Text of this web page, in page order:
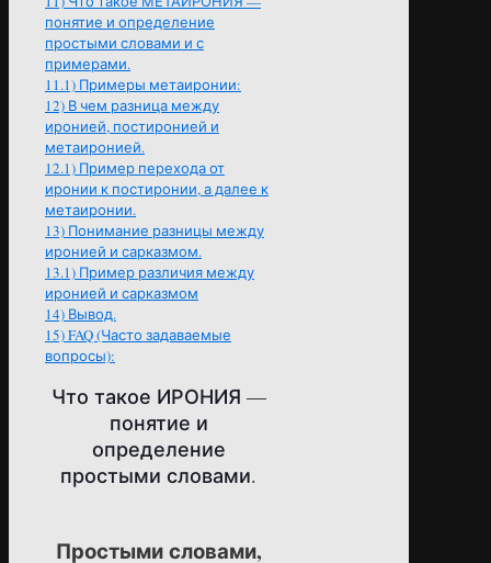
понятие и определение
простыми словами и с
примерами.
11.1) Примеры метаиронии:
12) В чем разница между
иронией, постиронией и
метаиронией.
12.1) Пример перехода от
иронии к постиронии, а далее к
метаиронии.
13) Понимание разницы между
иронией и сарказмом.
13.1) Пример различия между
иронией и сарказмом
14) Вывод.
15)FAQ (Часто задаваемые
вопросы):
Что такое ИРОНИЯ —
понятие и
определение
простыми словами.
Простыми словами,